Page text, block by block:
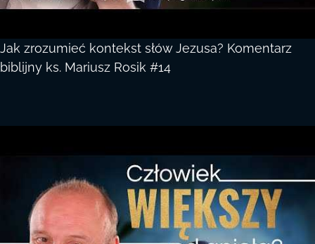
Jak zrozumieć kontekst słów Jezusa? Komentarz
biblijny ks. Mariusz Rosik #14